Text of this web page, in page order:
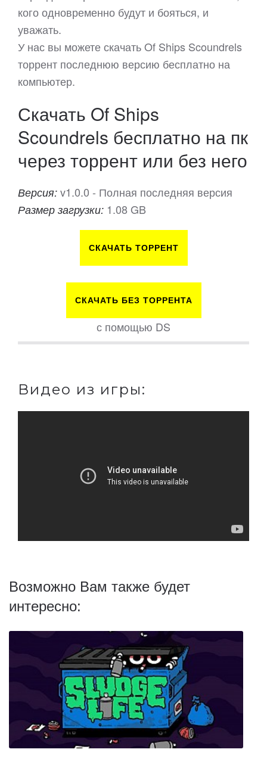
кого одновременно будут и бояться, и
уважать.
У нас вы можете скачать Of Ships Scoundrels
торрент последнюю версию бесплатно на
компьютер.
Скачать Of Ships
Scoundrels бесплатно на пк
через торрент или без него
Версия: v1.0.0 - Полная последняя версия
Размер загрузки: 1.08 GB
СКАЧАТЬ ТОРРЕНТ
СКАЧАТЬ БЕЗ ТОРРЕНТА
с помощью DS
Видео из игры:
Возможно Вам также будет
интересно: